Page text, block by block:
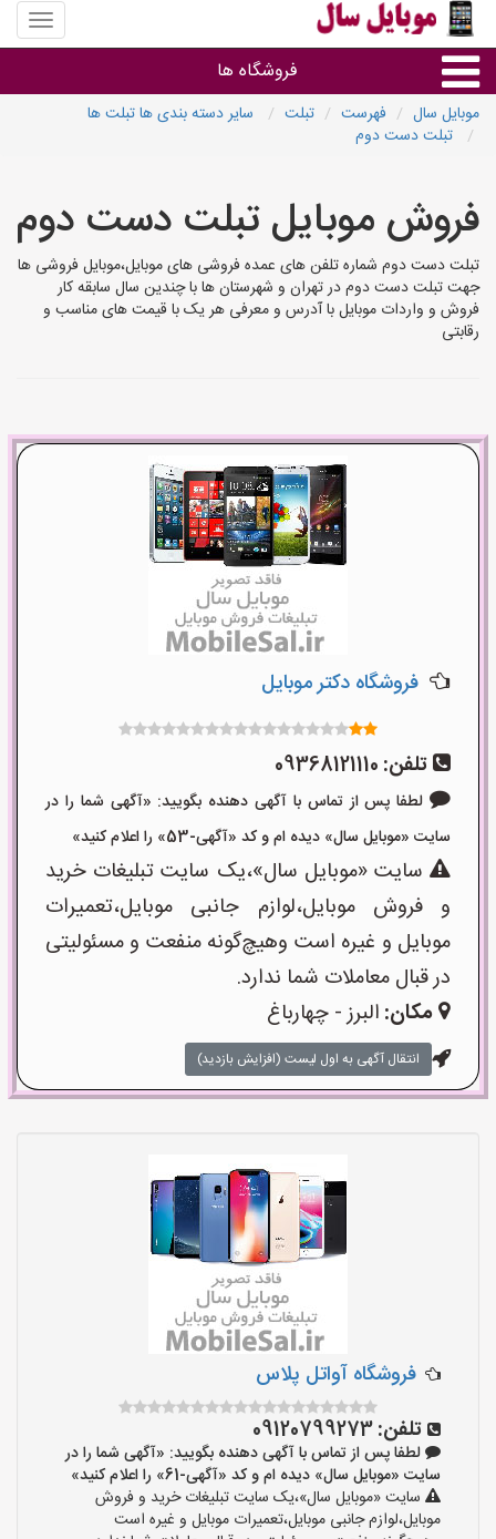
منوی
سایت
سال
فروشگاه ها
سایر گروه ها
فروشگاه های موبایل
موبایل سال فهرست تبلت
سایر دسته بندی ها تبلت ها
تبلت دست دوم
فروش موبایل تبلت دست دوم
تبلت دست دوم شماره تلفن های عمده فروشی های موبایل،موبایل فروشی ها
جهت تبلت دست دوم در تهران و شهرستان ها با چندین سال سابقه کار
فروش و واردات موبایل با آدرس و معرفی هر یک با قیمت های مناسب و
رقابتی
فروشگاه دکتر موبایل
تلفن: 09368121110
لطفا پس از تماس با آگهی دهنده بگویید: «آگهی شما را در
سایت «موبایل سال» دیده ام و کد «آگهی-53» را اعلام کنید»
سایت «موبایل سال»،یک سایت تبلیغات خرید
و فروش موبایل،لوازم جانبی موبایل،تعمیرات
موبایل و غیره است وهیچ‌گونه منفعت و مسئولیتی
در قبال معاملات شما ندارد.
مکان: البرز - چهارباغ
انتقال آگهی به اول لیست (افزایش بازدید)
فروشگاه آواتل پلاس
تلفن:09120799273
لطفا پس از تماس با آگهی دهنده بگویید: «آگهی شما را در
سایت «موبایل سال» دیده ام و کد «آگهی-61» را اعلام کنید»
سایت «موبایل سال»،یک سایت تبلیغات خرید و فروش
موبایل،لوازم جانبی موبایل،تعمیرات موبایل و غیره است